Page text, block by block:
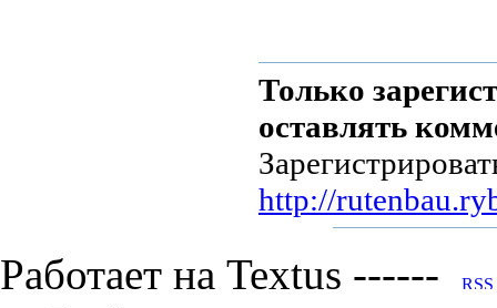
Только
оставлять
http://
Работает на Textus ------